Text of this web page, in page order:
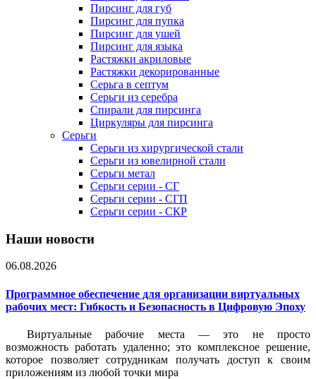
Пирсинг для губ
Пирсинг для пупка
Пирсинг для ушей
Пирсинг для языка
Растяжки акриловые
Растяжки декорированные
Серьга в септум
Серьги из серебра
Спирали для пирсинга
Циркуляры для пирсинга
Серьги
Серьги из хирургической стали
Серьги из ювелирной стали
Серьги метал
Серьги серии - СГ
Серьги серии - СГП
Серьги серии - СКР
Наши новости
06.08.2026
Программное обеспечение для организации виртуальных
рабочих мест: Гибкость и Безопасность в Цифровую Эпоху
Виртуальные рабочие места — это не просто
возможность работать удаленно; это комплексное решение,
которое позволяет сотрудникам получать доступ к своим
приложениям из любой точки мира